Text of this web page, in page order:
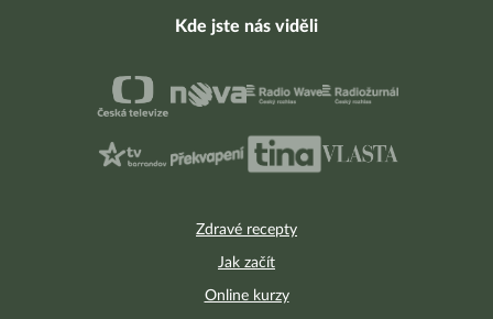
Zdravé recepty
Jak začít
Online kurzy
Kde jste nás viděli